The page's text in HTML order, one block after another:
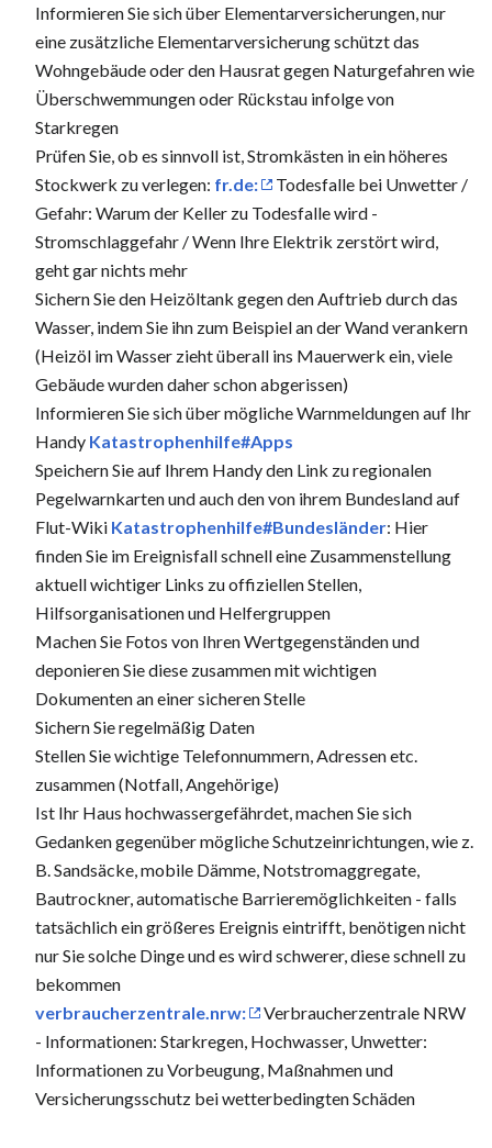
Informieren Sie sich über Elementarversicherungen, nur
eine zusätzliche Elementarversicherung schützt das
Wohngebäude oder den Hausrat gegen Naturgefahren wie
Überschwemmungen oder Rückstau infolge von
Starkregen
Prüfen Sie, ob es sinnvoll ist, Stromkästen in ein höheres
Stockwerk zu verlegen: fr.de:
Todesfalle bei Unwetter /
Gefahr: Warum der Keller zu Todesfalle wird -
Stromschlaggefahr / Wenn Ihre Elektrik zerstört wird,
geht gar nichts mehr
Sichern Sie den Heizöltank gegen den Auftrieb durch das
Wasser, indem Sie ihn zum Beispiel an der Wand verankern
(Heizöl im Wasser zieht überall ins Mauerwerk ein, viele
Gebäude wurden daher schon abgerissen)
Informieren Sie sich über mögliche Warnmeldungen auf Ihr
Handy Katastrophenhilfe#Apps
Speichern Sie auf Ihrem Handy den Link zu regionalen
Pegelwarnkarten und auch den von ihrem Bundesland auf
Flut-Wiki Katastrophenhilfe#Bundesländer: Hier
finden Sie im Ereignisfall schnell eine Zusammenstellung
aktuell wichtiger Links zu offiziellen Stellen,
Hilfsorganisationen und Helfergruppen
Machen Sie Fotos von Ihren Wertgegenständen und
deponieren Sie diese zusammen mit wichtigen
Dokumenten an einer sicheren Stelle
Sichern Sie regelmäßig Daten
Stellen Sie wichtige Telefonnummern, Adressen etc.
zusammen (Notfall, Angehörige)
Ist Ihr Haus hochwassergefährdet, machen Sie sich
Gedanken gegenüber mögliche Schutzeinrichtungen, wie z.
B. Sandsäcke, mobile Dämme, Notstromaggregate,
Bautrockner, automatische Barrieremöglichkeiten - falls
tatsächlich ein größeres Ereignis eintrifft, benötigen nicht
nur Sie solche Dinge und es wird schwerer, diese schnell zu
bekommen
verbraucherzentrale.nrw:
Verbraucherzentrale NRW
- Informationen: Starkregen, Hochwasser, Unwetter:
Informationen zu Vorbeugung, Maßnahmen und
Versicherungsschutz bei wetterbedingten Schäden